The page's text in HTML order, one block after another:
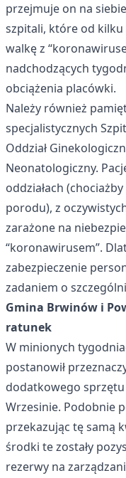
przejmuje on na
szpitali, które od kilku
walkę z
nadchodzących
obciążenia placówki.
Należy również
specjalistycznych
Oddział
Neonatologiczny.
oddziałach
porodu), z
zarażone na
“koronawirusem”.
zabezpieczenie
zadaniem o
Gmina Brwinów i
ratunek
W minionych
postanowił
dodatkowego
Wrzesinie. Podobnie
przekazując tę samą
środki te zostały
rezerwy na